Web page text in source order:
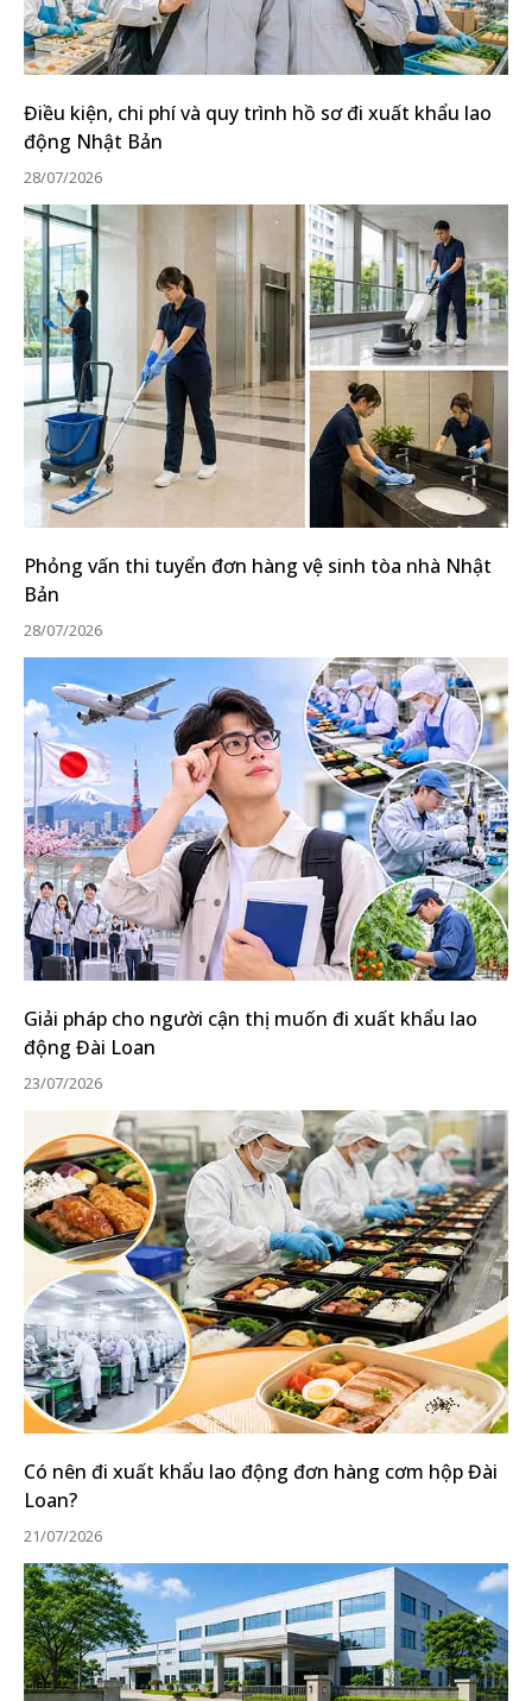
Điều kiện, chi phí và quy trình hồ sơ đi xuất khẩu lao
động Nhật Bản
28/07/2026
Phỏng vấn thi tuyển đơn hàng vệ sinh tòa nhà Nhật
Bản
28/07/2026
Giải pháp cho người cận thị muốn đi xuất khẩu lao
động Đài Loan
23/07/2026
Có nên đi xuất khẩu lao động đơn hàng cơm hộp Đài
Loan?
21/07/2026